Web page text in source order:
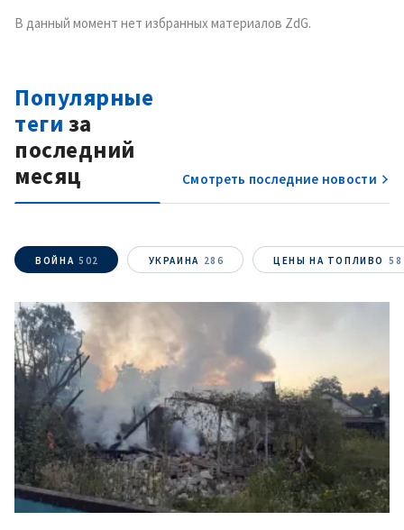
В данный момент нет избранных материалов ZdG.
Популярные
теги за
последний
месяц
Смотреть последние новости
ВОЙНА 502 УКРАИНА 286 ЦЕНЫ НА ТОПЛИВО 58